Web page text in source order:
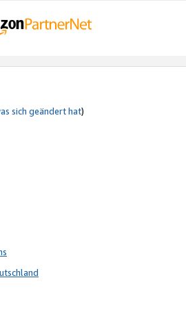
sich geändert hat)